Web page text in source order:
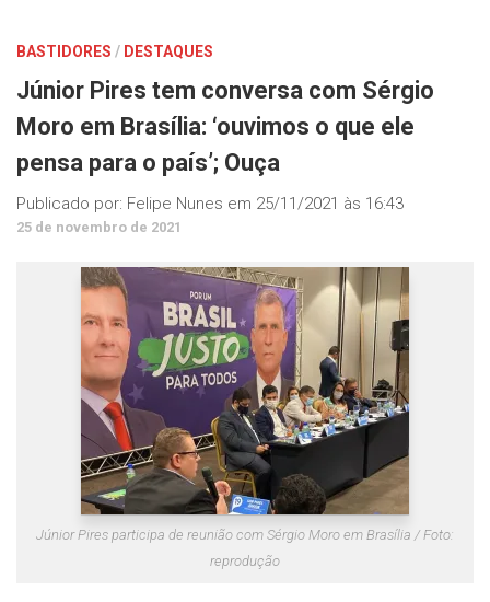
BASTIDORES / DESTAQUES
Júnior Pires tem conversa com Sérgio
Moro em Brasília: ‘ouvimos o que ele
pensa para o país’; Ouça
Publicado por: Felipe Nunes em 25/11/2021 às 16:43
25 de novembro de 2021
Júnior Pires participa de reunião com Sérgio Moro em Brasília / Foto:
reprodução